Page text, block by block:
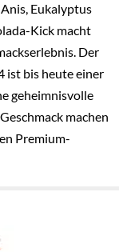
Eukalyptus
Kick macht
Der
ist bis heute einer
geheimnisvolle
machen
Premium-